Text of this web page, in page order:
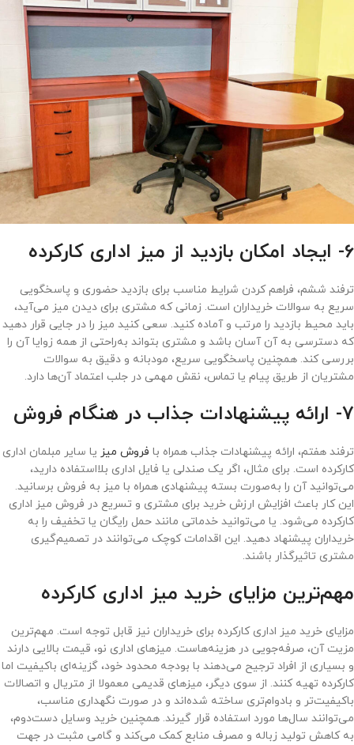
6- ایجاد امکان بازدید از میز اداری کارکرده
ترفند ششم، فراهم کردن شرایط مناسب برای بازدید حضوری و پاسخگویی
سریع به سوالات خریداران است. زمانی که مشتری برای دیدن میز می‌آید،
باید محیط بازدید را مرتب و آماده کنید. سعی کنید میز را در جایی قرار دهید
که دسترسی به آن آسان باشد و مشتری بتواند به‌راحتی از همه زوایا آن را
بررسی کند. همچنین پاسخگویی سریع، مودبانه و دقیق به سوالات
مشتریان از طریق پیام یا تماس، نقش مهمی در جلب اعتماد آن‌ها دارد.
7- ارائه پیشنهادات جذاب در هنگام فروش
ترفند هفتم، ارائه پیشنهادات جذاب همراه با فروش میز یا سایر مبلمان اداری
کارکرده است. برای مثال، اگر یک صندلی یا فایل اداری بلااستفاده دارید،
می‌توانید آن را به‌صورت بسته پیشنهادی همراه با میز به فروش برسانید.
این کار باعث افزایش ارزش خرید برای مشتری و تسریع در فروش میز اداری
کارکرده می‌شود. یا می‌توانید خدماتی مانند حمل رایگان یا تخفیف را به
خریداران پیشنهاد دهید. این اقدامات کوچک می‌توانند در تصمیم‌گیری
مشتری تاثیرگذار باشند.
مهم‌ترین مزایای خرید میز اداری کارکرده
مزایای خرید میز اداری کارکرده برای خریداران نیز قابل توجه است. مهم‌ترین
مزیت آن، صرفه‌جویی در هزینه‌هاست. میزهای اداری نو، قیمت بالایی دارند
و بسیاری از افراد ترجیح می‌دهند با بودجه محدود خود، گزینه‌ای باکیفیت اما
کارکرده تهیه کنند. از سوی دیگر، میزهای قدیمی معمولا از متریال و اتصالات
باکیفیت‌تر و بادوام‌تری ساخته شده‌اند و در صورت نگهداری مناسب،
می‌توانند سال‌ها مورد استفاده قرار گیرند. همچنین خرید وسایل دست‌دوم،
به کاهش تولید زباله و مصرف منابع کمک می‌کند و گامی مثبت در جهت